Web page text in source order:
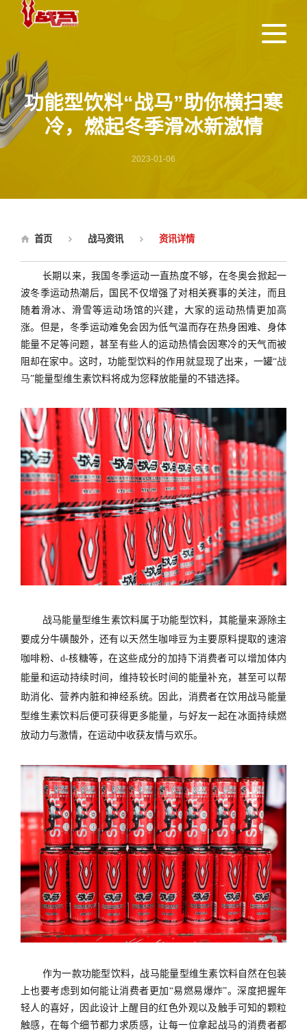
功能型饮料“战马”助你横扫寒
冷，燃起冬季滑冰新激情
2023-01-06
首页 战马资讯 资讯详情
长期以来，我国冬季运动一直热度不够，在冬奥会掀起一
波冬季运动热潮后，国民不仅增强了对相关赛事的关注，而且
随着滑冰、滑雪等运动场馆的兴建，大家的运动热情更加高
涨。但是，冬季运动难免会因为低气温而存在热身困难、身体
能量不足等问题，甚至有些人的运动热情会因寒冷的天气而被
阻却在家中。这时，功能型饮料的作用就显现了出来，一罐“战
马”能量型维生素饮料将成为您释放能量的不错选择。
战马能量型维生素饮料属于功能型饮料，其能量来源除主
要成分牛磺酸外，还有以天然生咖啡豆为主要原料提取的速溶
咖啡粉、d-核糖等，在这些成分的加持下消费者可以增加体内
能量和运动持续时间，维持较长时间的能量补充，甚至可以帮
助消化、营养内脏和神经系统。因此，消费者在饮用战马能量
型维生素饮料后便可获得更多能量，与好友一起在冰面持续燃
放动力与激情，在运动中收获友情与欢乐。
作为一款功能型饮料，战马能量型维生素饮料自然在包装
上也要考虑到如何能让消费者更加“易燃易爆炸”。深度把握年
轻人的喜好，因此设计上醒目的红色外观以及触手可知的颗粒
触感，在每个细节都力求质感，让每一位拿起战马的消费者都